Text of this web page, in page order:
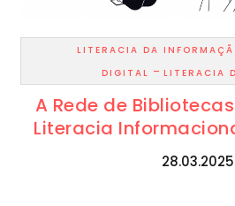
LITERACIA DA
DIGITAL - LITERACIA
A Rede de
Literacia
28.03.2025